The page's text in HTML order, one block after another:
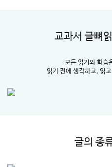
교과서 글뼈읽
모든 읽기와 학습
읽기 전에 생각하고, 읽
글의 종